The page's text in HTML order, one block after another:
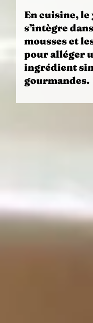
En cuisine,
s’intègre
mousses et
pour alléger
ingrédient
gourmandes.